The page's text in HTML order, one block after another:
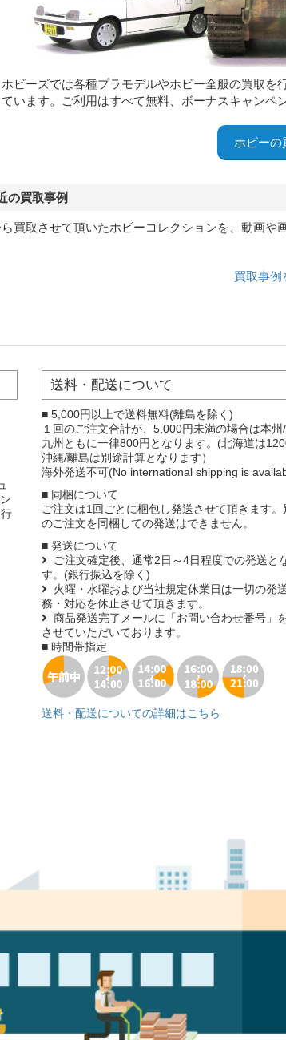
ビーズでは各種プラモデルやホビー全般の買取
います。ご利用はすべて無料、ボーナスキャンペ
ホビーの
の買取事例
買取させて頂いたホビーコレクションを、動画や
買取事例
送料・配送について
■ 5,000円以上で送料無料(離島を除く)
１回のご注文合計が、5,000円未満の場合は本州
九州ともに一律800円となります。(北海道は
沖縄/離島は別途計算となります）
海外発送不可(No international shipping is
■ 同梱について
ご注文は1回ごとに梱包し発送させて頂きます。
のご注文を同梱しての発送はできません。
■ 発送について
ご注文確定後、通常2日～4日程度での発送と
す。(銀行振込を除く)
火曜・水曜および当社規定休業日は一切の発
務・対応を休止させて頂きます。
商品発送完了メールに「お問い合わせ番号」
させていただいております。
■ 時間帯指定
送料・配送についての詳細はこちら